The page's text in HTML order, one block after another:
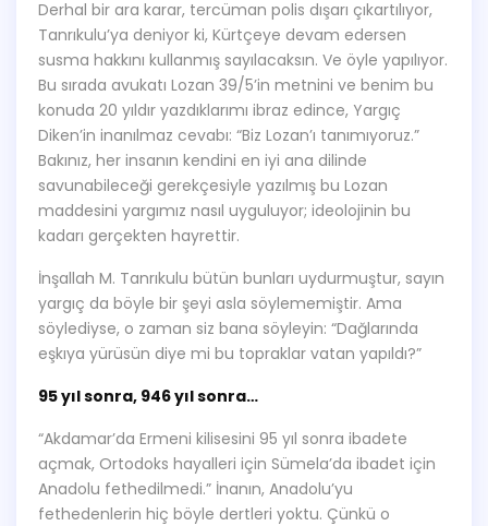
Derhal bir ara karar, tercüman polis dışarı çıkartılıyor,
Tanrıkulu’ya deniyor ki, Kürtçeye devam edersen
susma hakkını kullanmış sayılacaksın. Ve öyle yapılıyor.
Bu sırada avukatı Lozan 39/5’in metnini ve benim bu
konuda 20 yıldır yazdıklarımı ibraz edince, Yargıç
Diken’in inanılmaz cevabı: “Biz Lozan’ı tanımıyoruz.”
Bakınız, her insanın kendini en iyi ana dilinde
savunabileceği gerekçesiyle yazılmış bu Lozan
maddesini yargımız nasıl uyguluyor; ideolojinin bu
kadarı gerçekten hayrettir.
İnşallah M. Tanrıkulu bütün bunları uydurmuştur, sayın
yargıç da böyle bir şeyi asla söylememiştir. Ama
söylediyse, o zaman siz bana söyleyin: “Dağlarında
eşkıya yürüsün diye mi bu topraklar vatan yapıldı?”
95 yıl sonra, 946 yıl sonra…
“Akdamar’da Ermeni kilisesini 95 yıl sonra ibadete
açmak, Ortodoks hayalleri için Sümela’da ibadet için
Anadolu fethedilmedi.” İnanın, Anadolu’yu
fethedenlerin hiç böyle dertleri yoktu. Çünkü o